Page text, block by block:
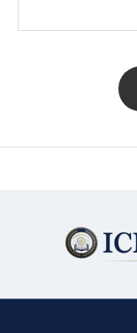
個々人でクセも
た。※一部修正
★〜先日とある
開き呼び込み開
ったのかも。通
から引用）
現在